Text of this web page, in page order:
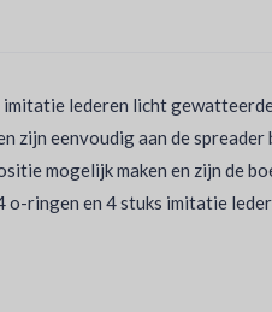
imitatie lederen licht
zijn eenvoudig aan de
mogelijk maken en zijn de
o-ringen en 4 stuks imitatie